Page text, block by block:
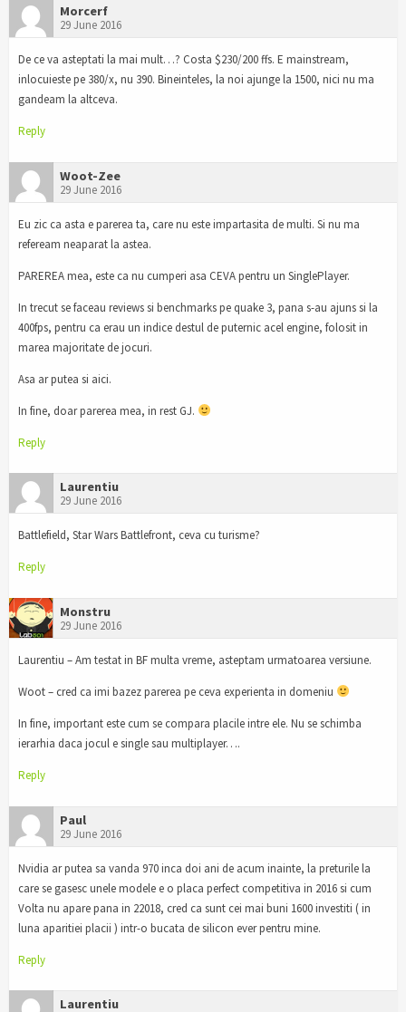
Morcerf
29 June 2016
De ce va asteptati la mai mult…? Costa $230/200 ffs. E mainstream,
inlocuieste pe 380/x, nu 390. Bineinteles, la noi ajunge la 1500, nici nu ma
gandeam la altceva.
Reply
Woot-Zee
29 June 2016
Eu zic ca asta e parerea ta, care nu este impartasita de multi. Si nu ma
refeream neaparat la astea.
PAREREA mea, este ca nu cumperi asa CEVA pentru un SinglePlayer.
In trecut se faceau reviews si benchmarks pe quake 3, pana s-au ajuns si la
400fps, pentru ca erau un indice destul de puternic acel engine, folosit in
marea majoritate de jocuri.
Asa ar putea si aici.
In fine, doar parerea mea, in rest GJ.
Reply
Laurentiu
29 June 2016
Battlefield, Star Wars Battlefront, ceva cu turisme?
Reply
Monstru
29 June 2016
Laurentiu – Am testat in BF multa vreme, asteptam urmatoarea versiune.
Woot – cred ca imi bazez parerea pe ceva experienta in domeniu
In fine, important este cum se compara placile intre ele. Nu se schimba
ierarhia daca jocul e single sau multiplayer….
Reply
Paul
29 June 2016
Nvidia ar putea sa vanda 970 inca doi ani de acum inainte, la preturile la
care se gasesc unele modele e o placa perfect competitiva in 2016 si cum
Volta nu apare pana in 22018, cred ca sunt cei mai buni 1600 investiti ( in
luna aparitiei placii ) intr-o bucata de silicon ever pentru mine.
Reply
Laurentiu